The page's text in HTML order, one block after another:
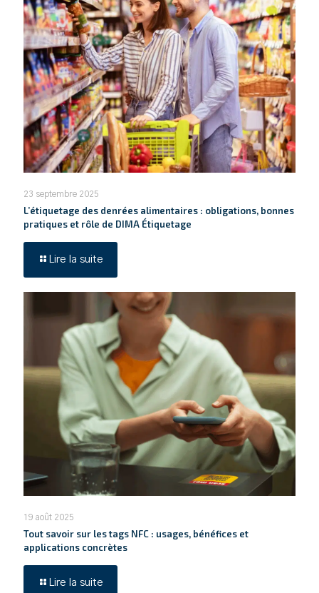
23 septembre 2025
L’étiquetage des denrées alimentaires : obligations, bonnes
pratiques et rôle de DIMA Étiquetage
Lire la suite
19 août 2025
Tout savoir sur les tags NFC : usages, bénéfices et
applications concrètes
Lire la suite